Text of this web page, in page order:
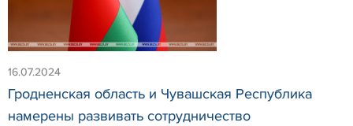
16.07.2024
Гродненская область и Чувашская Республика
намерены развивать сотрудничество